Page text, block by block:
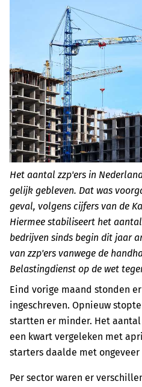
Het aantal zzp'ers in
gelijk gebleven. Dat was
geval, volgens cijfers van de
Hiermee stabiliseert het
bedrijven sinds begin dit jaar
van zzp'ers vanwege de
Belastingdienst op de wet
Eind vorige maand stonden
ingeschreven. Opnieuw
startten er minder. Het
een kwart vergeleken met
starters daalde met ongeveer
Per sector waren er